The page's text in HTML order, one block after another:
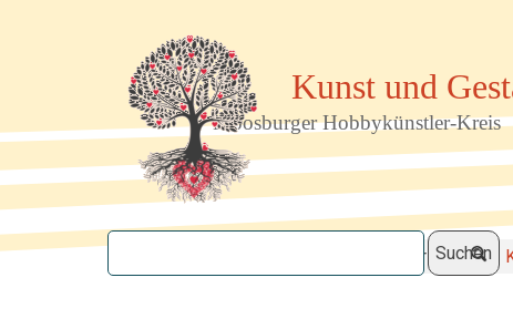
Kunst und
Mitglieder
Moosburger Hobbykünstler-Kreis
Suchen